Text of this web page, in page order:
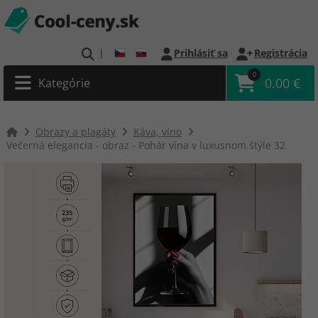
| Prihlásiť sa Registrácia
Kategórie
0
0.00 €
Obrazy a plagáty
Káva, víno
Večerná elegancia - obraz - Pohár vína v luxusnom štýle 32